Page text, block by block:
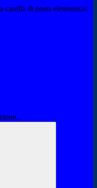
casella di posta elettronica!